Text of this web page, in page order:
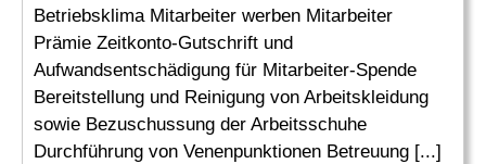
Betriebsklima Mitarbeiter werben Mitarbeiter
Prämie Zeitkonto-Gutschrift und
Aufwandsentschädigung für Mitarbeiter-Spende
Bereitstellung und Reinigung von Arbeitskleidung
sowie Bezuschussung der Arbeitsschuhe
Durchführung von Venenpunktionen Betreuung [...]